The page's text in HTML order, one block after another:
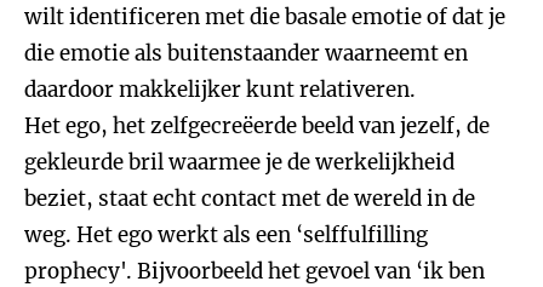
wilt identificeren met die basale emotie of dat je
die emotie als buitenstaander waarneemt en
daardoor makkelijker kunt relativeren.
Het ego, het zelfgecreëerde beeld van jezelf, de
gekleurde bril waarmee je de werkelijkheid
beziet, staat echt contact met de wereld in de
weg. Het ego werkt als een ‘selffulfilling
prophecy'. Bijvoorbeeld het gevoel van ‘ik ben